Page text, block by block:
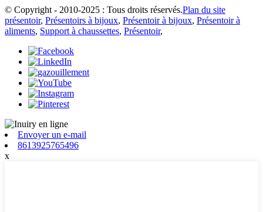
© Copyright - 2010-2025 : Tous droits réservés.Plan du site
présentoir, Présentoirs à bijoux, Présentoir à bijoux, Présentoir à
aliments, Support à chaussettes, Présentoir,
Envoyer un e-mail
8613925765496
x